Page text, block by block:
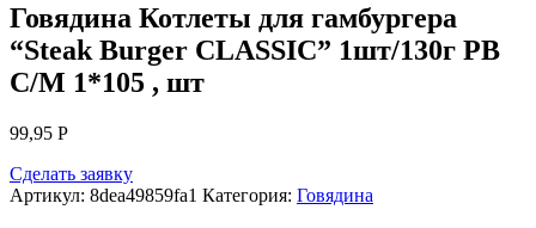
Говядина Котлеты для гамбургера
“Steak Burger CLASSIC” 1шт/130г PB
С/М 1*105 , шт
99,95 Р
Сделать заявку
Артикул: 8dea49859fa1 Категория: Говядина